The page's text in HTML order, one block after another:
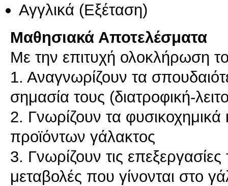
Αγγλικά (Εξέταση)
Μαθησιακά Αποτελέσματα
Με την επιτυχή ολοκλήρωση
1. Αναγνωρίζουν τα
σημασία τους (διατροφική-
2. Γνωρίζουν τα φυσικοχημικά
προϊόντων γάλακτος
3. Γνωρίζουν τις
μεταβολές που γίνονται στο